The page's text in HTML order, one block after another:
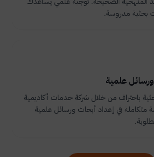
بحثية مدروسة.
علمية
باحتراف من خلال شركة خدمات أكاديمية
في إعداد أبحاث ورسائل علمية